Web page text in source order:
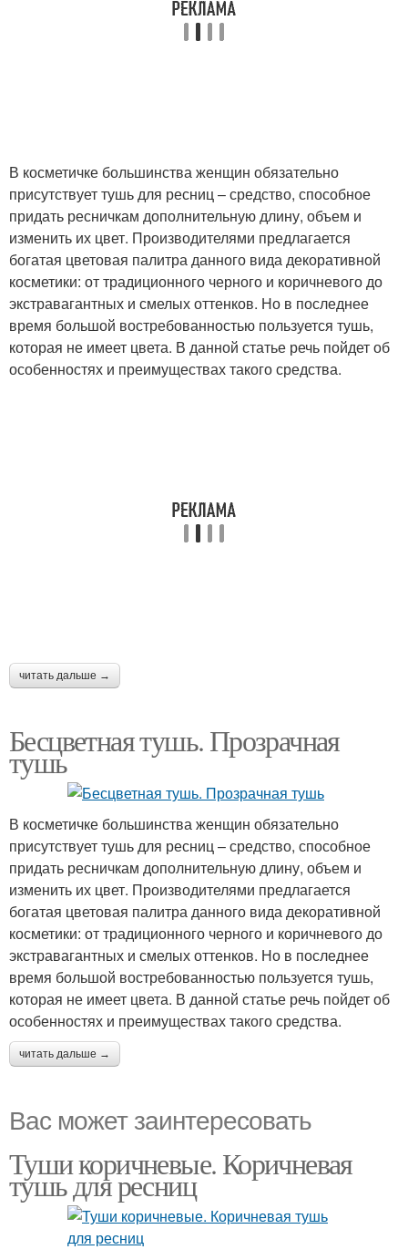
В косметичке большинства женщин обязательно
присутствует тушь для ресниц – средство, способное
придать ресничкам дополнительную длину, объем и
изменить их цвет. Производителями предлагается
богатая цветовая палитра данного вида декоративной
косметики: от традиционного черного и коричневого до
экстравагантных и смелых оттенков. Но в последнее
время большой востребованностью пользуется тушь,
которая не имеет цвета. В данной статье речь пойдет об
особенностях и преимуществах такого средства.
читать дальше →
Бесцветная тушь. Прозрачная
тушь
В косметичке большинства женщин обязательно
присутствует тушь для ресниц – средство, способное
придать ресничкам дополнительную длину, объем и
изменить их цвет. Производителями предлагается
богатая цветовая палитра данного вида декоративной
косметики: от традиционного черного и коричневого до
экстравагантных и смелых оттенков. Но в последнее
время большой востребованностью пользуется тушь,
которая не имеет цвета. В данной статье речь пойдет об
особенностях и преимуществах такого средства.
читать дальше →
Вас может заинтересовать
Туши коричневые. Коричневая
тушь для ресниц